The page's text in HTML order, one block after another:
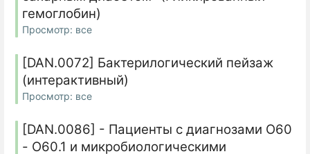
гемоглобин)
Просмотр: все
[DAN.0072] Бактерилогический пейзаж
(интерактивный)
Просмотр: все
[DAN.0086] - Пациенты с диагнозами О60
- О60.1 и микробиологическими